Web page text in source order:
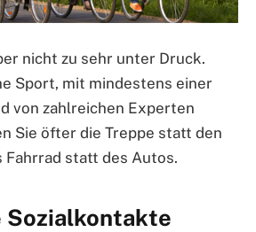
nicht zu sehr unter Druck.
Sport, mit mindestens einer
von zahlreichen Experten
Sie öfter die Treppe statt den
Fahrrad statt des Autos.
Sozialkontakte